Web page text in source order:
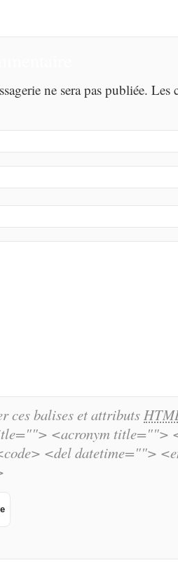
ne sera pas publiée.
ces balises et attributs
<acronym title="">
<del datetime="">